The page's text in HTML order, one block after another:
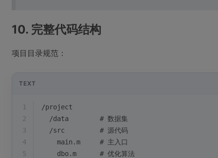
10. 完整代码结构
项目目录规范：
TEXT
1
/project
2
  /data        # 数据集
3
  /src         # 源代码
4
    main.m     # 主入口
5
    dbo.m      # 优化算法